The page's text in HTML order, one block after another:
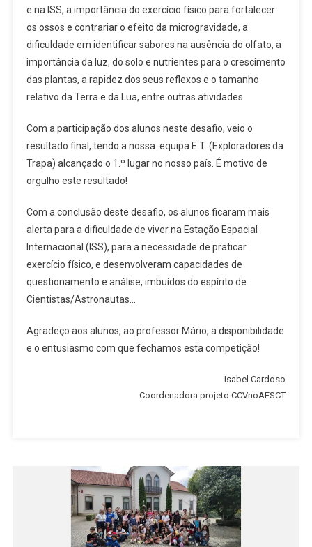
e na ISS, a importância do exercício físico para fortalecer
os ossos e contrariar o efeito da microgravidade, a
dificuldade em identificar sabores na ausência do olfato, a
importância da luz, do solo e nutrientes para o crescimento
das plantas, a rapidez dos seus reflexos e o tamanho
relativo da Terra e da Lua, entre outras atividades.
Com a participação dos alunos neste desafio, veio o
resultado final, tendo a nossa equipa E.T. (Exploradores da
Trapa) alcançado o 1.º lugar no nosso país. É motivo de
orgulho este resultado!
Com a conclusão deste desafio, os alunos ficaram mais
alerta para a dificuldade de viver na Estação Espacial
Internacional (ISS), para a necessidade de praticar
exercício físico, e desenvolveram capacidades de
questionamento e análise, imbuídos do espírito de
Cientistas/Astronautas…
Agradeço aos alunos, ao professor Mário, a disponibilidade
e o entusiasmo com que fechamos esta competição!
Isabel Cardoso
Coordenadora projeto CCVnoAESCT